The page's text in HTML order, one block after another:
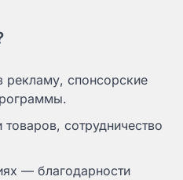
рекламу, спонсорские
сотрудничество
— благодарности